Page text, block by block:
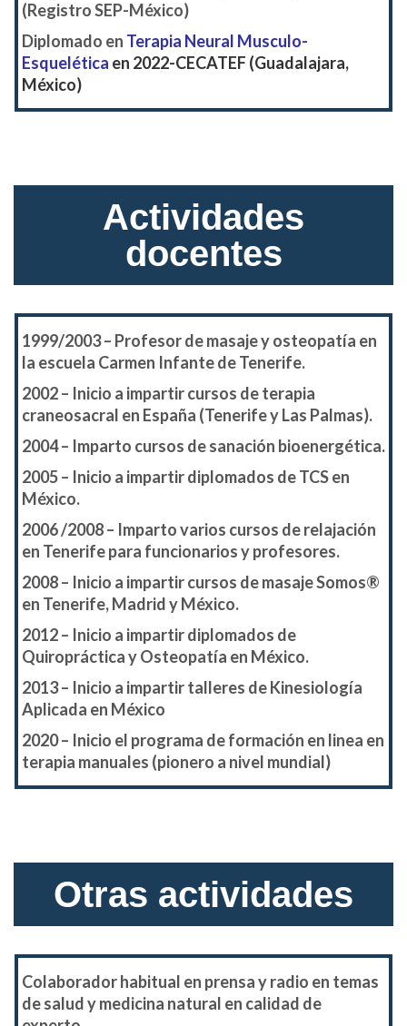
(Registro SEP-México)
Diplomado en Terapia Neural Musculo-
Esquelética en 2022-CECATEF (Guadalajara,
México)
Actividades
docentes
1999/2003 – Profesor de masaje y osteopatía en
la escuela Carmen Infante de Tenerife.
2002 – Inicio a impartir cursos de terapia
craneosacral en España (Tenerife y Las Palmas).
2004 – Imparto cursos de sanación bioenergética.
2005 – Inicio a impartir diplomados de TCS en
México.
2006 /2008 – Imparto varios cursos de relajación
en Tenerife para funcionarios y profesores.
2008 – Inicio a impartir cursos de masaje Somos®
en Tenerife, Madrid y México.
2012 – Inicio a impartir diplomados de
Quiropráctica y Osteopatía en México.
2013 – Inicio a impartir talleres de Kinesiología
Aplicada en México
2020 – Inicio el programa de formación en linea en
terapia manuales (pionero a nivel mundial)
Otras actividades
Colaborador habitual en prensa y radio en temas
de salud y medicina natural en calidad de